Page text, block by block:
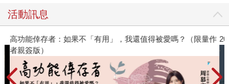
活動訊息
高功能倖存者：如果不「有用」，我還值得被愛嗎？（限量作
者親簽版）